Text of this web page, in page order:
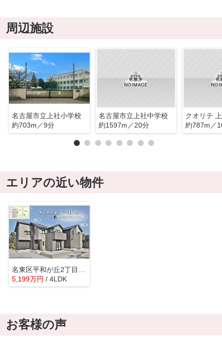
周辺施設
名古屋市立上社小学校
約703m／9分
名古屋市立上社中学校
約1597m／20分
クオリテ
約787m／
エリアの近い物件
5,199万円 / 4LDK
お客様の声